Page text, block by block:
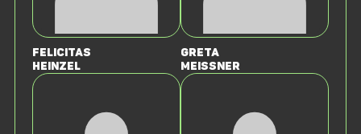
Felicitas
Heinzel
Greta
Meissner